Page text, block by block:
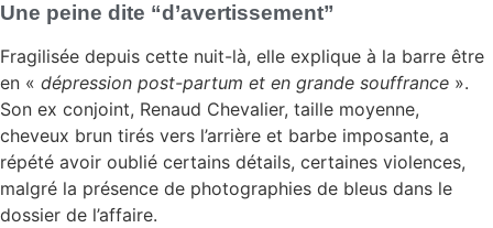
Une peine dite “d’avertissement”
Fragilisée depuis cette nuit-là, elle explique à la barre être
en « dépression post-partum et en grande souffrance ».
Son ex conjoint, Renaud Chevalier, taille moyenne,
cheveux brun tirés vers l’arrière et barbe imposante, a
répété avoir oublié certains détails, certaines violences,
malgré la présence de photographies de bleus dans le
dossier de l’affaire.